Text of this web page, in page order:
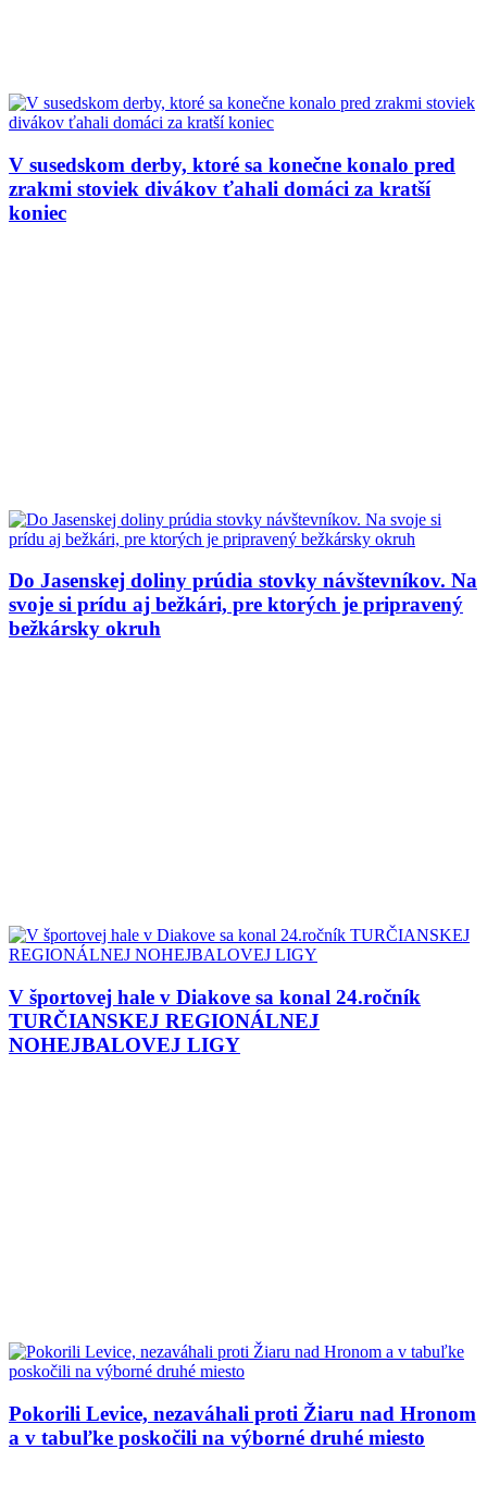
V susedskom derby, ktoré sa konečne konalo pred
zrakmi stoviek divákov ťahali domáci za kratší
koniec
Do Jasenskej doliny prúdia stovky návštevníkov. Na
svoje si prídu aj bežkári, pre ktorých je pripravený
bežkársky okruh
V športovej hale v Diakove sa konal 24.ročník
TURČIANSKEJ REGIONÁLNEJ
NOHEJBALOVEJ LIGY
Pokorili Levice, nezaváhali proti Žiaru nad Hronom
a v tabuľke poskočili na výborné druhé miesto